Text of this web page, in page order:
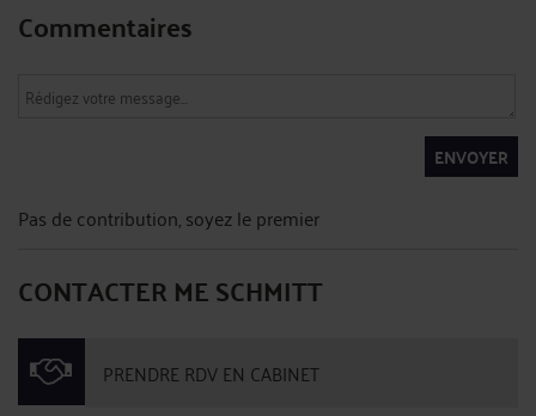
Commentaires
ENVOYER
Pas de contribution, soyez le premier
CONTACTER ME SCHMITT
PRENDRE RDV EN CABINET